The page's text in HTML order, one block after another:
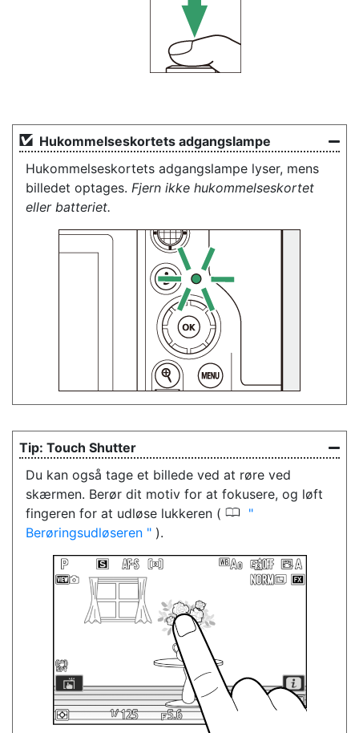
Hukommelseskortets adgangslampe
Hukommelseskortets adgangslampe lyser, mens
billedet optages. Fjern ikke hukommelseskortet
eller batteriet.
Touch Shutter
Du kan også tage et billede ved at røre ved
skærmen. Berør dit motiv for at fokusere, og løft
fingeren for at udløse lukkeren ( 0
Berøringsudløseren ).